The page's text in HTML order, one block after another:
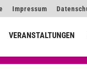
Impressum
VERANSTALTUNGEN